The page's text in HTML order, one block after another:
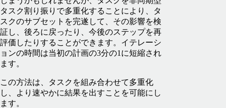
タスク割り振りで多重化することにより、タ
スクのサブセットを完遂して、その影響を検
証し、後ろに戻ったり、今後のステップを再
評価したりすることができます。イテレーシ
ョンの時間は当初の計画の3分の1に短縮され
ます。
この方法は、タスクを組み合わせて多重化
し、より速やかに結果を出すことを可能にし
ます。